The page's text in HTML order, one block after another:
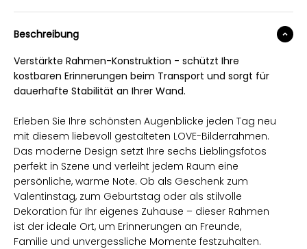
Beschreibung
Verstärkte Rahmen-Konstruktion - schützt Ihre
kostbaren Erinnerungen beim Transport und sorgt für
dauerhafte Stabilität an Ihrer Wand.
Erleben Sie Ihre schönsten Augenblicke jeden Tag neu
mit diesem liebevoll gestalteten LOVE-Bilderrahmen.
Das moderne Design setzt Ihre sechs Lieblingsfotos
perfekt in Szene und verleiht jedem Raum eine
persönliche, warme Note. Ob als Geschenk zum
Valentinstag, zum Geburtstag oder als stilvolle
Dekoration für Ihr eigenes Zuhause – dieser Rahmen
ist der ideale Ort, um Erinnerungen an Freunde,
Familie und unvergessliche Momente festzuhalten.